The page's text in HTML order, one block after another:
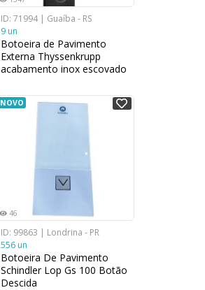
ID: 71994 | Guaíba - RS
9 un
Botoeira de Pavimento
Externa Thyssenkrupp
acabamento inox escovado
NOVO
46
ID: 99863 | Londrina - PR
556 un
Botoeira De Pavimento
Schindler Lop Gs 100 Botão
Descida